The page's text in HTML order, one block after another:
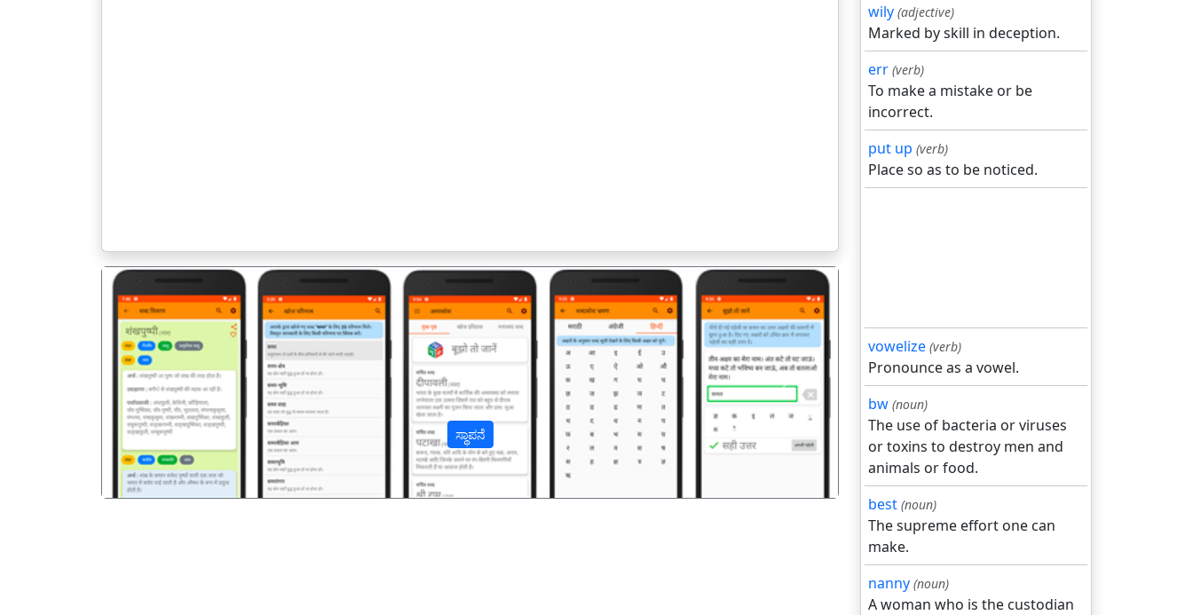
ಸ್ಥಾಪನೆ
पिछला अगला
wily (adjective)
Marked by skill in deception.
err (verb)
To make a mistake or be
incorrect.
put up (verb)
Place so as to be noticed.
vowelize (verb)
Pronounce as a vowel.
bw (noun)
The use of bacteria or viruses
or toxins to destroy men and
animals or food.
best (noun)
The supreme effort one can
make.
nanny (noun)
A woman who is the custodian